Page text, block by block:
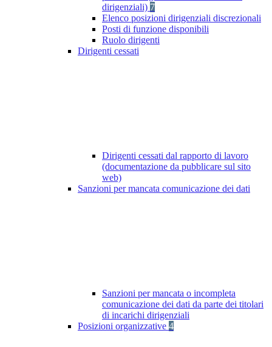
dirigenziali) 7
Elenco posizioni dirigenziali discrezionali
Posti di funzione disponibili
Ruolo dirigenti
Dirigenti cessati
Dirigenti cessati dal rapporto di lavoro
(documentazione da pubblicare sul sito
web)
Sanzioni per mancata comunicazione dei dati
Sanzioni per mancata o incompleta
comunicazione dei dati da parte dei titolari
di incarichi dirigenziali
Posizioni organizzative 4